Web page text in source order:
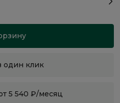
один клик
5 540 ₽/месяц